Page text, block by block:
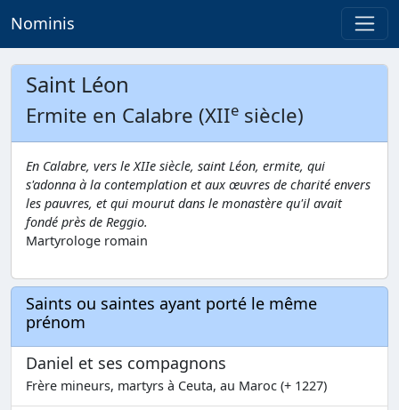
Nominis
Saint Léon
Ermite en Calabre (XIIe siècle)
En Calabre, vers le XIIe siècle, saint Léon, ermite, qui
s'adonna à la contemplation et aux œuvres de charité envers
les pauvres, et qui mourut dans le monastère qu'il avait
fondé près de Reggio.
Martyrologe romain
Saints ou saintes ayant porté le même
prénom
Daniel et ses compagnons
Frère mineurs, martyrs à Ceuta, au Maroc (+ 1227)